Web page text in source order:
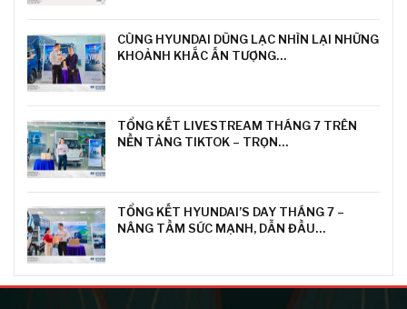
CÙNG HYUNDAI DŨNG LẠC NHÌN LẠI NHỮNG
KHOẢNH KHẮC ẤN TƯỢNG…
TỔNG KẾT LIVESTREAM THÁNG 7 TRÊN
NỀN TẢNG TIKTOK – TRỌN…
TỔNG KẾT HYUNDAI’S DAY THÁNG 7 –
NÂNG TẦM SỨC MẠNH, DẪN ĐẦU…